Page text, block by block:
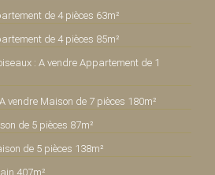
de 4 pièces 63m²
de 4 pièces 85m²
: A vendre Appartement de 1
vendre Maison de 7 pièces 180m²
de 5 pièces 87m²
de 5 pièces 138m²
407m²